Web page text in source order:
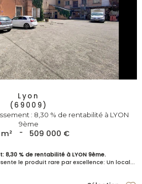
Lyon
(69009)
: 8,30 % de rentabilité à LYON
9ème
m² - 509 000 €
% de rentabilité à LYON 9ème.
le produit rare par excellence: Un local...